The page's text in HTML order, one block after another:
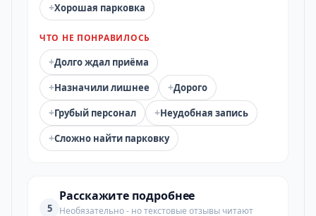
+Хорошая парковка
ЧТО НЕ ПОНРАВИЛОСЬ
+Долго ждал приёма
+Назначили лишнее +Дорого
+Грубый персонал +Неудобная запись
+Сложно найти парковку
5
Расскажите подробнее
Необязательно - но текстовые отзывы читают